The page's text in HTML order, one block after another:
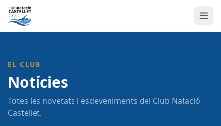
EL CLUB
Notícies
Totes les novetats i esdeveniments del Club Natació
Castellet.